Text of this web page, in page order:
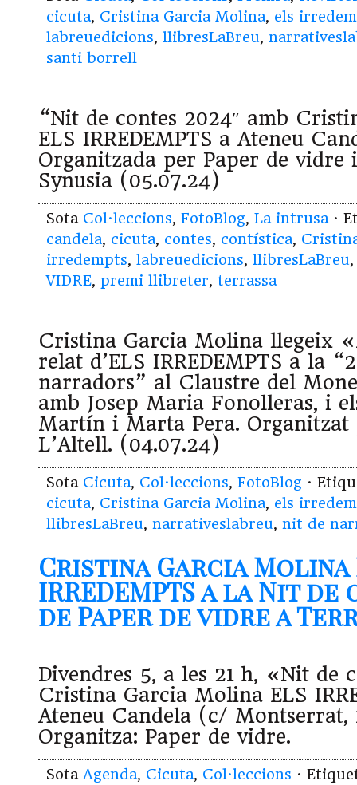
cicuta, Cristina Garcia Molina, els
labreuedicions, llibresLaBreu,
santi borrell
“Nit de contes 2024″ amb
ELS IRREDEMPTS a Ateneu
Organitzada per Paper de
Synusia (05.07.24)
Sota Col·leccions, FotoBlog, La intrusa ·
candela, cicuta, contes, contística,
irredempts, labreuedicions, llibresLaBreu
VIDRE, premi llibreter, terrassa
Cristina Garcia Molina llegeix
relat d’ELS IRREDEMPTS a la
narradors” al Claustre del
amb Josep Maria Fonolleras, i
Martín i Marta Pera.
L’Altell. (04.07.24)
Sota Cicuta, Col·leccions, FotoBlog ·
cicuta, Cristina Garcia Molina, els
llibresLaBreu, narrativeslabreu, nit de
Cristina Garcia Molina
IRREDEMPTS a la Nit de
de Paper de vidre a
Divendres 5, a les 21 h, «Nit de
Cristina Garcia Molina ELS
Ateneu Candela (c/ Montserrat,
Organitza: Paper de vidre.
Sota Agenda, Cicuta, Col·leccions ·